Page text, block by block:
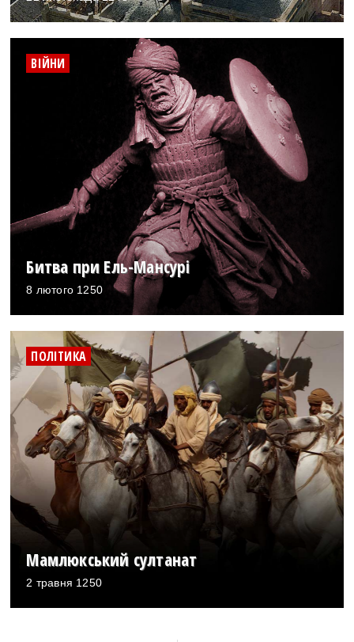
ВІЙНИ
Битва при Ель-Мансурі
8 лютого 1250
ПОЛІТИКА
Мамлюкський султанат
2 травня 1250